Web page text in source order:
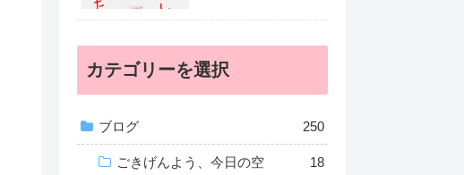
カテゴリーを選択
ブログ 250
ごきげんよう、今日の空 18